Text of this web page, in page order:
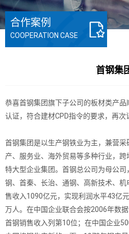
合作案例
COOPERATION CASE
首钢集
恭喜首钢集团旗下子公司的板材类产品
认证，符合建材CPD指令的要求，再次
首钢集团是以生产钢铁业为主，兼营
产、服务业、海外贸易等多种行业，
特大型企业集团。首钢总公司为母公
钢、首秦、长治、通钢、高新技术、
售收入1090亿元，实现利润水平43亿
万人。在中国企业联合会按2006年数
首钢销售收入列第10位；在中国企业